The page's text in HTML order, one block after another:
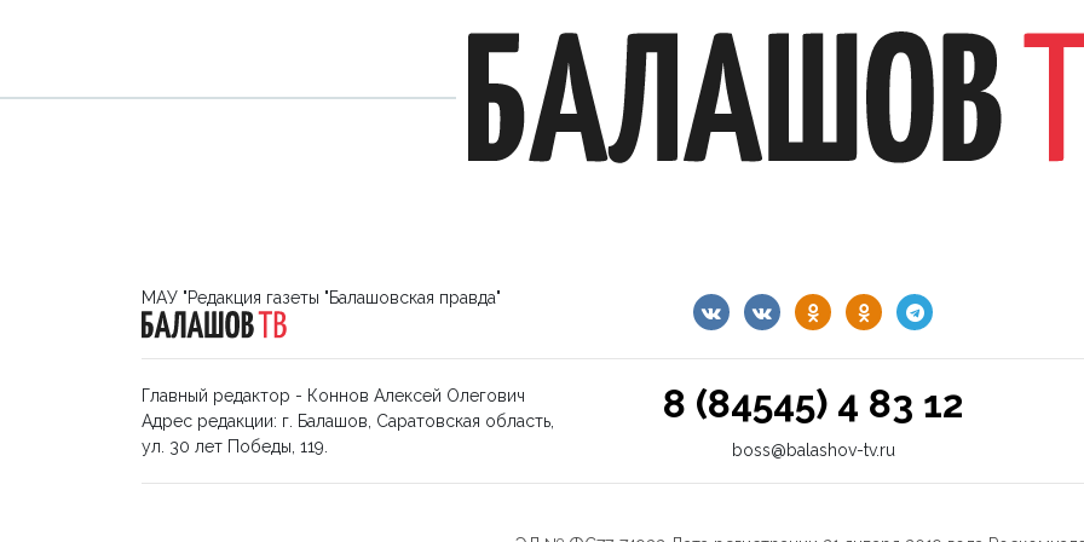
МАУ "Редакция газеты "Балашовская правда"
Главный редактор - Коннов Алексей Олегович
Адрес редакции: г. Балашов, Саратовская область,
ул. 30 лет Победы, 119.
8 (84545) 4 83 12
boss@balashov-tv.ru